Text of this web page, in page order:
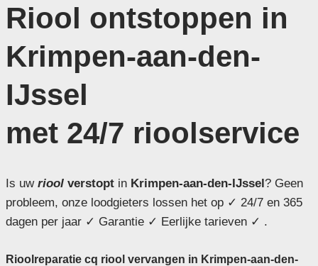
Riool ontstoppen in
Krimpen-aan-den-
IJssel
met 24/7 rioolservice
Is uw rioolverstoptin Krimpen-aan-den-IJssel? Geen
probleem, onze loodgieters lossen het op ✓ 24/7 en 365
dagen per jaar ✓ Garantie ✓ Eerlijke tarieven ✓ .
Rioolreparatie cq riool vervangen in Krimpen-aan-den-